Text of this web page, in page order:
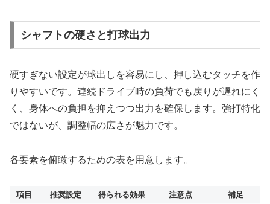
シャフトの硬さと打球出力
硬すぎない設定が球出しを容易にし、押し込むタッチを作
りやすいです。連続ドライブ時の負荷でも戻りが遅れにく
く、身体への負担を抑えつつ出力を確保します。強打特化
ではないが、調整幅の広さが魅力です。
各要素を俯瞰するための表を用意します。
項目 推奨設定 得られる効果 注意点 補足